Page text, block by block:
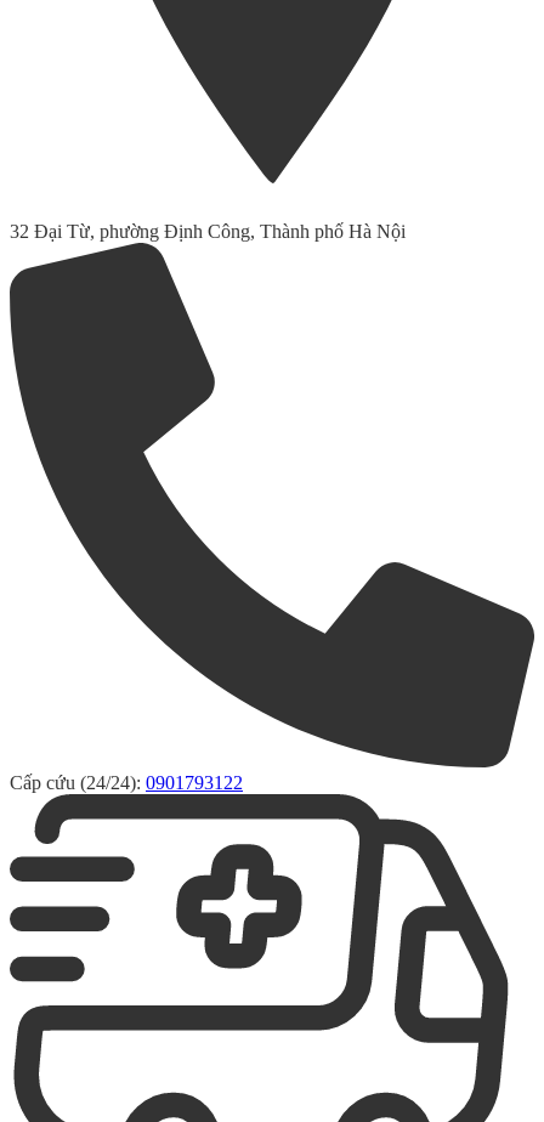
32 Đại Từ, phường Định Công, Thành phố Hà Nội
Cấp cứu (24/24): 0901793122